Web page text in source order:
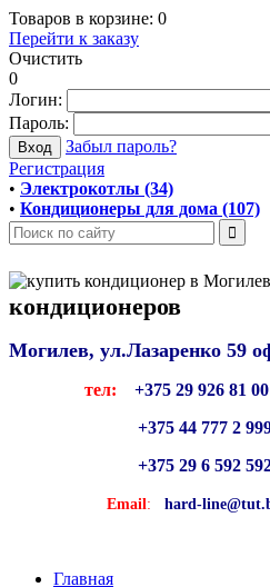
Товаров в корзине: 0
Перейти к заказу
Очистить
0
Логин:
Пароль:
Забыл пароль?
Регистрация
• Электрокотлы (34)
• Кондиционеры для дома (107)
кондиционеров
Могилев, ул.Лазаренко 59
тел: +375 29 926 81 00
+375 44 777 2
+375 29 6 592
Email: hard-
Главная